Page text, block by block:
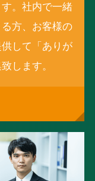
。社内で一緒
方、お客様の
して「ありが
します。